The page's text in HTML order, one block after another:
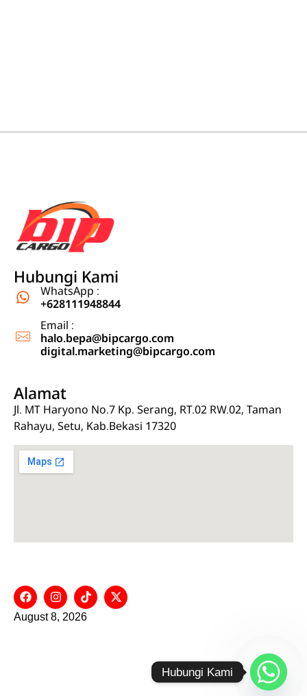
Ekspedisi Jakarta Kalimantan, Ekspedisi Jakarta Sulawesi
Ekspedisi cargo jasa pengiriman barang dari Jakarta, Jabodetabek ke Kalimantan dan Sulawesi
Hubungi Kami
WhatsApp :
+628111948844
Email :
halo.bepa@bipcargo.com
digital.marketing@bipcargo.com
Alamat
Jl. MT Haryono No.7 Kp. Serang, RT.02 RW.02, Taman
Rahayu, Setu, Kab.Bekasi 17320
August 8, 2026
Hubungi Kami